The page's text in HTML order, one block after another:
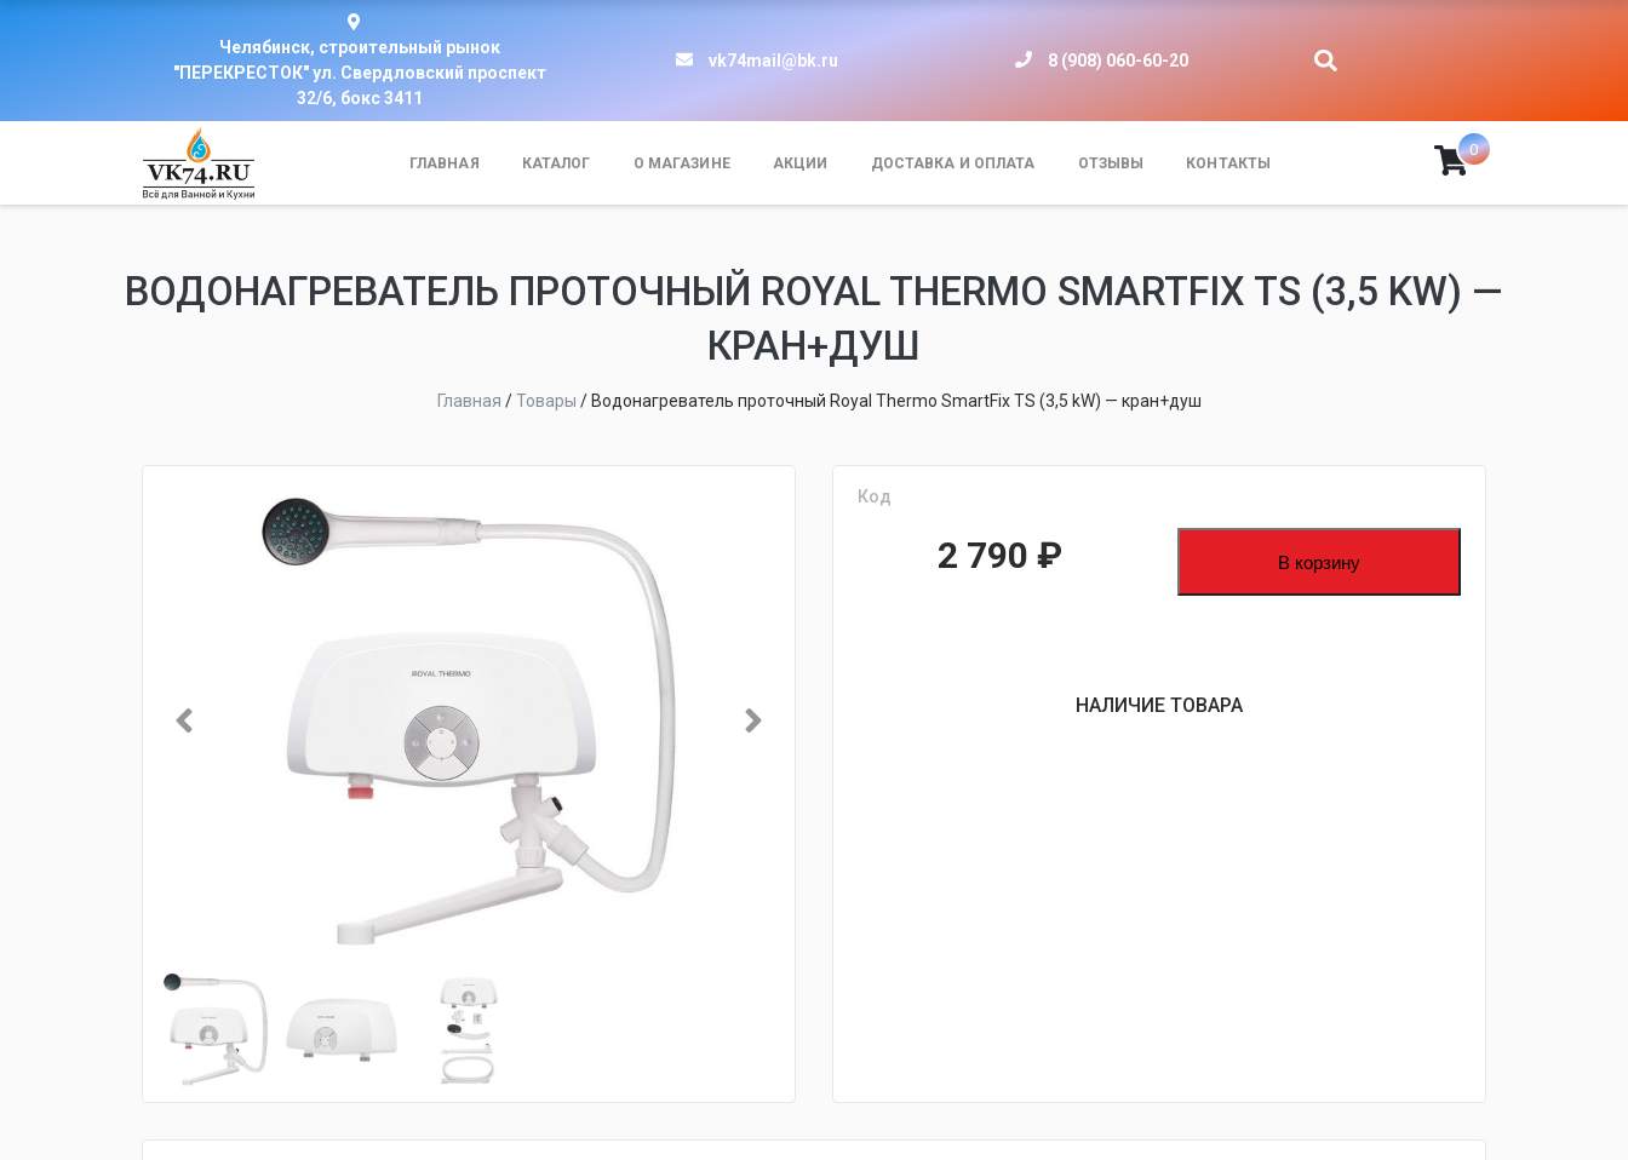
Челябинск, строительный рынок
"ПЕРЕКРЕСТОК" ул. Свердловский проспект
32/6, бокс 3411
vk74mail@bk.ru 8 (908) 060-60-20
ГЛАВНАЯ КАТАЛОГ О МАГАЗИНЕ АКЦИИ ДОСТАВКА И ОПЛАТА ОТЗЫВЫ КОНТАКТЫ
0
ВОДОНАГРЕВАТЕЛЬ ПРОТОЧНЫЙ ROYAL THERMO SMARTFIX TS (3,5 KW) —
КРАН+ДУШ
Главная /Товары / Водонагреватель проточный Royal Thermo SmartFix TS (3,5 kW) — кран+душ
Код
2 790 ₽ В корзину
НАЛИЧИЕ ТОВАРА